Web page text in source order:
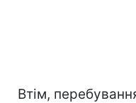
Втім,